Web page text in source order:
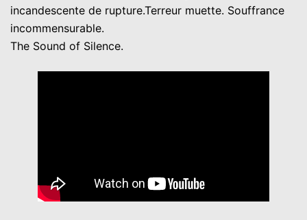
incandescente de rupture.Terreur muette. Souffrance
incommensurable.
The Sound of Silence.